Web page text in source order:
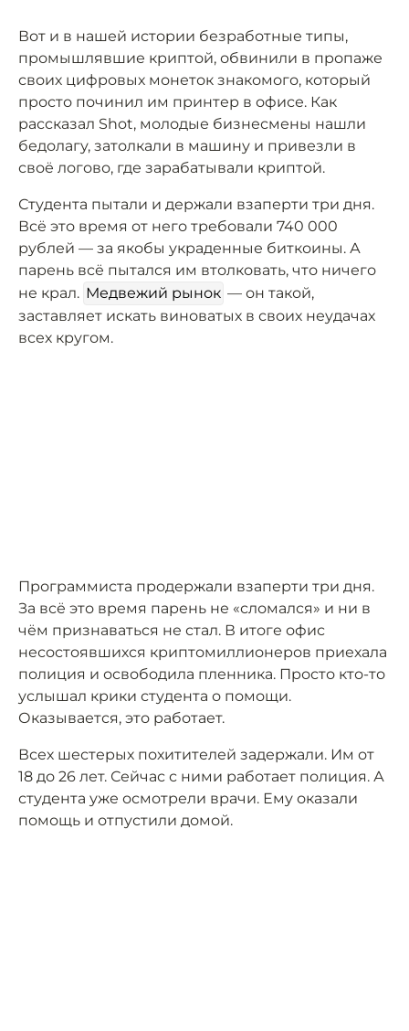
Вот и в нашей истории безработные типы,
промышлявшие криптой, обвинили в пропаже
своих цифровых монеток знакомого, который
просто починил им принтер в офисе. Как
рассказал Shot, молодые бизнесмены нашли
бедолагу, затолкали в машину и привезли в
своё логово, где зарабатывали криптой.
Студента пытали и держали взаперти три дня.
Всё это время от него требовали 740 000
рублей — за якобы украденные биткоины. А
парень всё пытался им втолковать, что ничего
не крал. Медвежий рынок — он такой,
заставляет искать виноватых в своих неудачах
всех кругом.
Программиста продержали взаперти три дня.
За всё это время парень не «сломался» и ни в
чём признаваться не стал. В итоге офис
несостоявшихся криптомиллионеров приехала
полиция и освободила пленника. Просто кто-то
услышал крики студента о помощи.
Оказывается, это работает.
Всех шестерых похитителей задержали. Им от
18 до 26 лет. Сейчас с ними работает полиция. А
студента уже осмотрели врачи. Ему оказали
помощь и отпустили домой.